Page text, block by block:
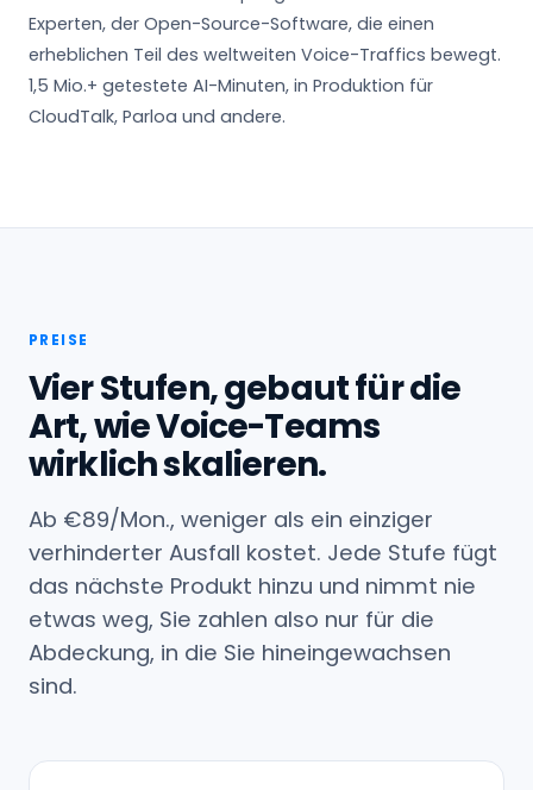
Experten, der Open-Source-Software, die einen
erheblichen Teil des weltweiten Voice-Traffics bewegt.
1,5 Mio.+ getestete AI-Minuten, in Produktion für
CloudTalk, Parloa und andere.
PREISE
Vier Stufen, gebaut für die
Art, wie Voice-Teams
wirklich skalieren.
Ab €89/Mon., weniger als ein einziger
verhinderter Ausfall kostet. Jede Stufe fügt
das nächste Produkt hinzu und nimmt nie
etwas weg, Sie zahlen also nur für die
Abdeckung, in die Sie hineingewachsen
sind.